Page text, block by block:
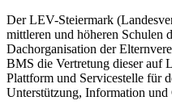
Der LEV-Steiermark
mittleren und höheren Schulen
Dachorganisation der
BMS die Vertretung dieser auf
Plattform und Servicestelle für
Unterstützung, Information